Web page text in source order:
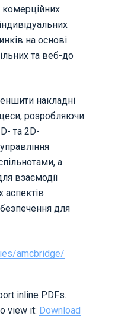
комерційних
на основі
та веб-до
накладні
розробляючи
та 2D-
а
взаємодії
аспектів
для
amcbridge/
inline PDFs.
view it: Download